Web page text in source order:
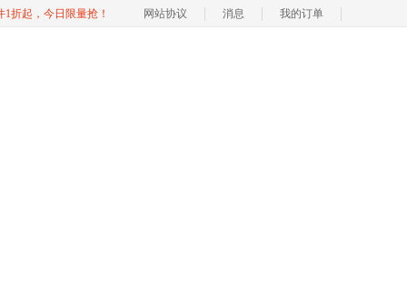
折起，今日限量抢！ 网站协议 消息 我的订单